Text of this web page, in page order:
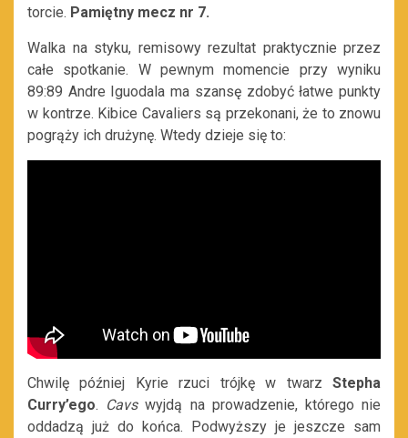
torcie. Pamiętny mecz nr 7.
Walka na styku, remisowy rezultat praktycznie przez
całe spotkanie. W pewnym momencie przy wyniku
89:89 Andre Iguodala ma szansę zdobyć łatwe punkty
w kontrze. Kibice Cavaliers są przekonani, że to znowu
pogrąży ich drużynę. Wtedy dzieje się to:
Chwilę później Kyrie rzuci trójkę w twarz Stepha
Curry’ego. Cavswyjdą na prowadzenie, którego nie
oddadzą już do końca. Podwyższy je jeszcze sam